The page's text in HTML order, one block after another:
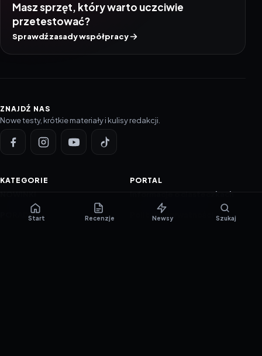
Masz sprzęt, który warto uczciwie
przetestować?
Sprawdź zasady współpracy
ZNAJDŹ NAS
Nowe testy, krótkie materiały i kulisy redakcji.
KATEGORIE
NOWINKI
PORADNIKI
PORTAL
Informacje o ciasteczkach
Polityka prywatności
Start Recenzje Newsy Szukaj